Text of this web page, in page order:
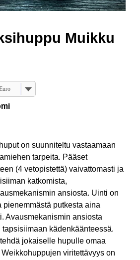
Muikku
on suunniteltu vastaamaan
tarpeita. Pääset
(4 vetopistettä) vaivattomasti ja
katkomista,
ansiosta. Uinti on
pienemmästä putkesta aina
Avausmekanismin ansiosta
kädenkäänteessä.
jokaiselle hupulle omaa
viritettävyys on